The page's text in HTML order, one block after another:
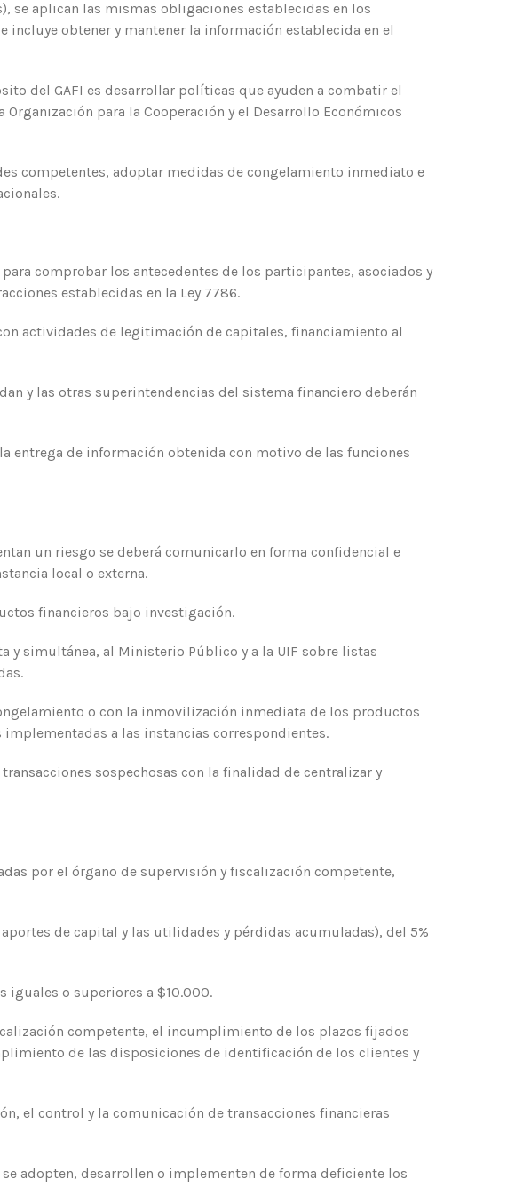
se aplican las mismas obligaciones establecidas en los
incluye obtener y mantener la información establecida en el
del GAFI es desarrollar políticas que ayuden a combatir el
para la Cooperación y el Desarrollo Económicos
competentes, adoptar medidas de congelamiento inmediato e
comprobar los antecedentes de los participantes, asociados y
establecidas en la Ley 7786.
actividades de legitimación de capitales, financiamiento al
y las otras superintendencias del sistema financiero deberán
entrega de información obtenida con motivo de las funciones
un riesgo se deberá comunicarlo en forma confidencial e
local o externa.
financieros bajo investigación.
y simultánea, al Ministerio Público y a la UIF sobre listas
o con la inmovilización inmediata de los productos
a las instancias correspondientes.
sospechosas con la finalidad de centralizar y
por el órgano de supervisión y fiscalización competente,
de capital y las utilidades y pérdidas acumuladas), del 5%
iguales o superiores a $10.000.
competente, el incumplimiento de los plazos fijados
de las disposiciones de identificación de los clientes y
el control y la comunicación de transacciones financieras
adopten, desarrollen o implementen de forma deficiente los